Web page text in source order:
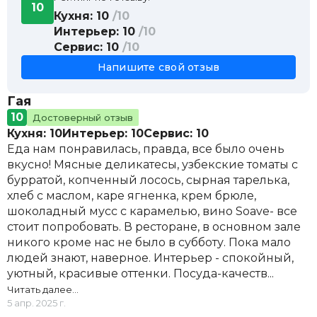
Ростбиф с соусом Тоннато
Зелёный салат со страчателлой
Салат с крабом и авокадо
Оливковый хлеб с запеченным
камамбером
1 390 ₽
Тартар из ягненка с чипсами из батата
Салат с уткой и сегментами апельсина
Горячие блюда
Ризотто с печёным перцем и козьим
сыром
1 190 ₽
Качо э пепе
1 350 ₽
Спагетти с морепродуктами и соусом Том
ям
Глазированный телячий язык с васаби
пюре
1 290 ₽
Утиная ножка конфи с кремом из
сельдерея и чатни из груши
1 390 ₽
Карэ ягнёнка с соусом Ромеско и
картофелем
10
Кухня: 10 /10
Интерьер: 10 /10
Сервис: 10 /10
Напишите свой отзыв
Гая
10 Достоверный отзыв
Кухня: 10Интерьер: 10Сервис: 10
Еда нам понравилась, правда, все было очень
вкусно! Мясные деликатесы, узбекские томаты с
бурратой, копченный лосось, сырная тарелька,
хлеб с маслом, каре ягненка, крем брюле,
шоколадный мусс с карамелью, вино Soave- все
стоит попробовать. В ресторане, в основном зале
никого кроме нас не было в субботу. Пока мало
людей знают, наверное. Интерьер - спокойный,
уютный, красивые оттенки. Посуда-качеств...
Читать далее…
5 апр. 2025 г.